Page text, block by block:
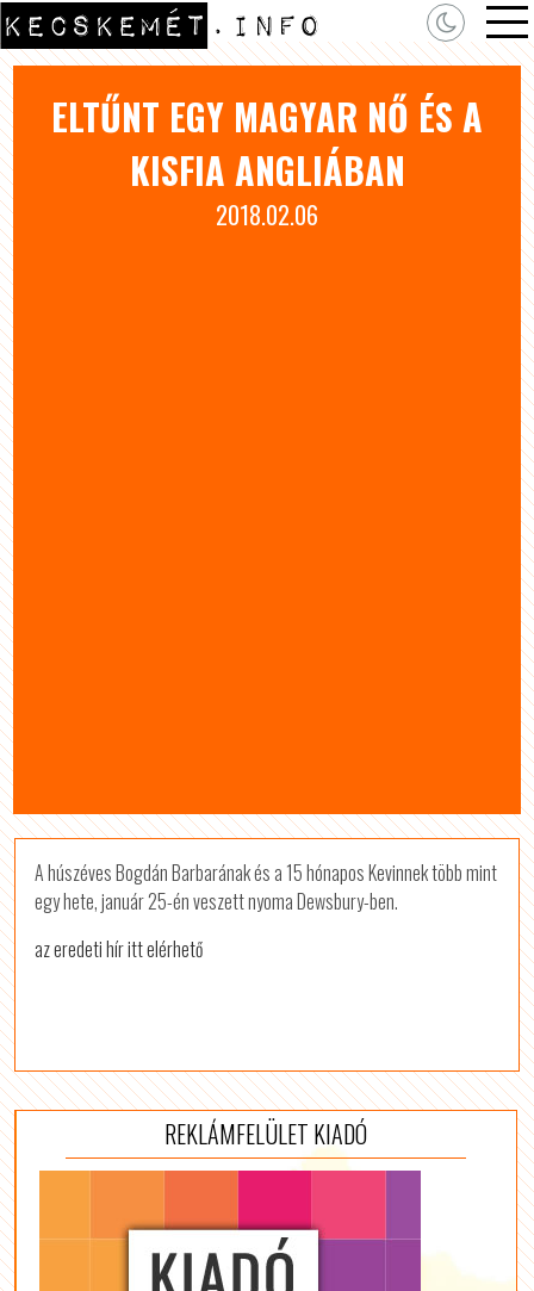
ELTŰNT EGY MAGYAR NŐ ÉS A
KISFIA ANGLIÁBAN
2018.02.06
A húszéves Bogdán Barbarának és a 15 hónapos Kevinnek több mint
egy hete, január 25-én veszett nyoma Dewsbury-ben.
az eredeti hír itt elérhető
REKLÁMFELÜLET KIADÓ